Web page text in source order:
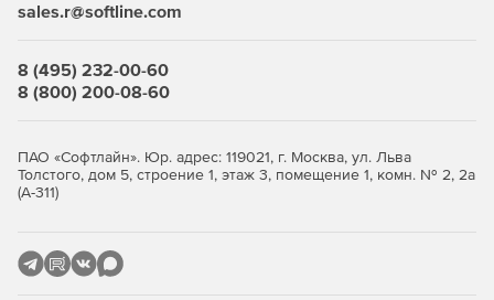
sales.r@softline.com
8 (495) 232-00-60
8 (800) 200-08-60
ПАО «Софтлайн». Юр. адрес: 119021, г. Москва, ул. Льва
Толстого, дом 5, строение 1, этаж 3, помещение 1, комн. № 2, 2а
(А-311)